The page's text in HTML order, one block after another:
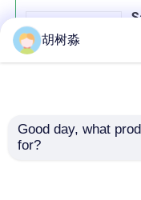
胡树淼
Good day, what
for?